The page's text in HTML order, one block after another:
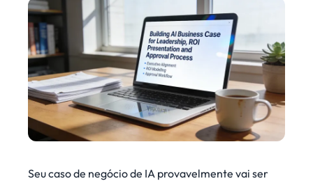
Seu caso de negócio de IA provavelmente vai ser